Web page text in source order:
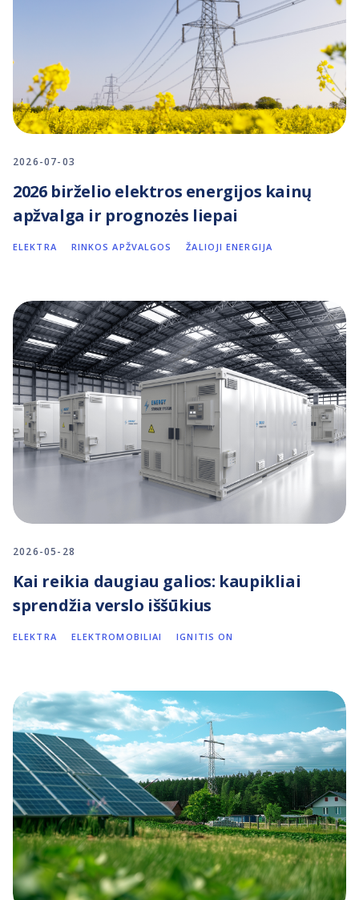
2026-07-03
2026 birželio elektros energijos kainų
apžvalga ir prognozės liepai
ELEKTRA RINKOS APŽVALGOS ŽALIOJI ENERGIJA
2026-05-28
Kai reikia daugiau galios: kaupikliai
sprendžia verslo iššūkius
ELEKTRA ELEKTROMOBILIAI IGNITIS ON